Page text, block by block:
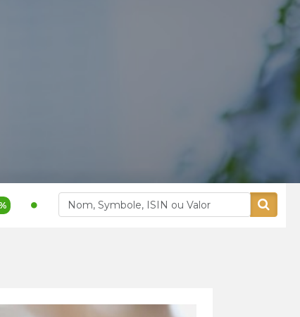
Akdital 1 200,00 3,9 % Alliances 400,00